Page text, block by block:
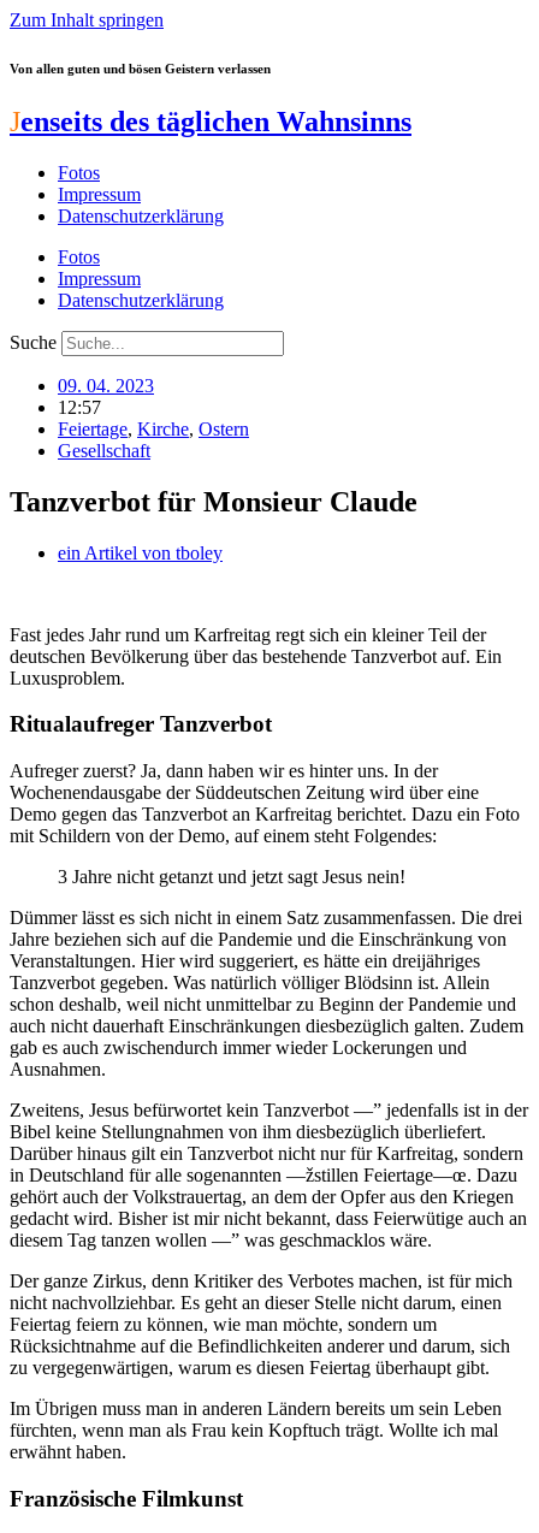
Zum Inhalt springen
Von allen guten und bösen Geistern verlassen
Jenseits des täglichen Wahnsinns
Fotos
Impressum
Datenschutzerklärung
Fotos
Impressum
Datenschutzerklärung
Suche
09. 04. 2023
12:57
Feiertage, Kirche, Ostern
Gesellschaft
Tanzverbot für Monsieur Claude
ein Artikel von tboley
Fast jedes Jahr rund um Karfreitag regt sich ein kleiner Teil der
deutschen Bevölkerung über das bestehende Tanzverbot auf. Ein
Luxusproblem.
Ritualaufreger Tanzverbot
Aufreger zuerst? Ja, dann haben wir es hinter uns. In der
Wochenendausgabe der Süddeutschen Zeitung wird über eine
Demo gegen das Tanzverbot an Karfreitag berichtet. Dazu ein Foto
mit Schildern von der Demo, auf einem steht Folgendes:
3 Jahre nicht getanzt und jetzt sagt Jesus nein!
Dümmer lässt es sich nicht in einem Satz zusammenfassen. Die drei
Jahre beziehen sich auf die Pandemie und die Einschränkung von
Veranstaltungen. Hier wird suggeriert, es hätte ein dreijähriges
Tanzverbot gegeben. Was natürlich völliger Blödsinn ist. Allein
schon deshalb, weil nicht unmittelbar zu Beginn der Pandemie und
auch nicht dauerhaft Einschränkungen diesbezüglich galten. Zudem
gab es auch zwischendurch immer wieder Lockerungen und
Ausnahmen.
Zweitens, Jesus befürwortet kein Tanzverbot —” jedenfalls ist in der
Bibel keine Stellungnahmen von ihm diesbezüglich überliefert.
Darüber hinaus gilt ein Tanzverbot nicht nur für Karfreitag, sondern
in Deutschland für alle sogenannten —žstillen Feiertage—œ. Dazu
gehört auch der Volkstrauertag, an dem der Opfer aus den Kriegen
gedacht wird. Bisher ist mir nicht bekannt, dass Feierwütige auch an
diesem Tag tanzen wollen —” was geschmacklos wäre.
Der ganze Zirkus, denn Kritiker des Verbotes machen, ist für mich
nicht nachvollziehbar. Es geht an dieser Stelle nicht darum, einen
Feiertag feiern zu können, wie man möchte, sondern um
Rücksichtnahme auf die Befindlichkeiten anderer und darum, sich
zu vergegenwärtigen, warum es diesen Feiertag überhaupt gibt.
Im Übrigen muss man in anderen Ländern bereits um sein Leben
fürchten, wenn man als Frau kein Kopftuch trägt. Wollte ich mal
erwähnt haben.
Französische Filmkunst